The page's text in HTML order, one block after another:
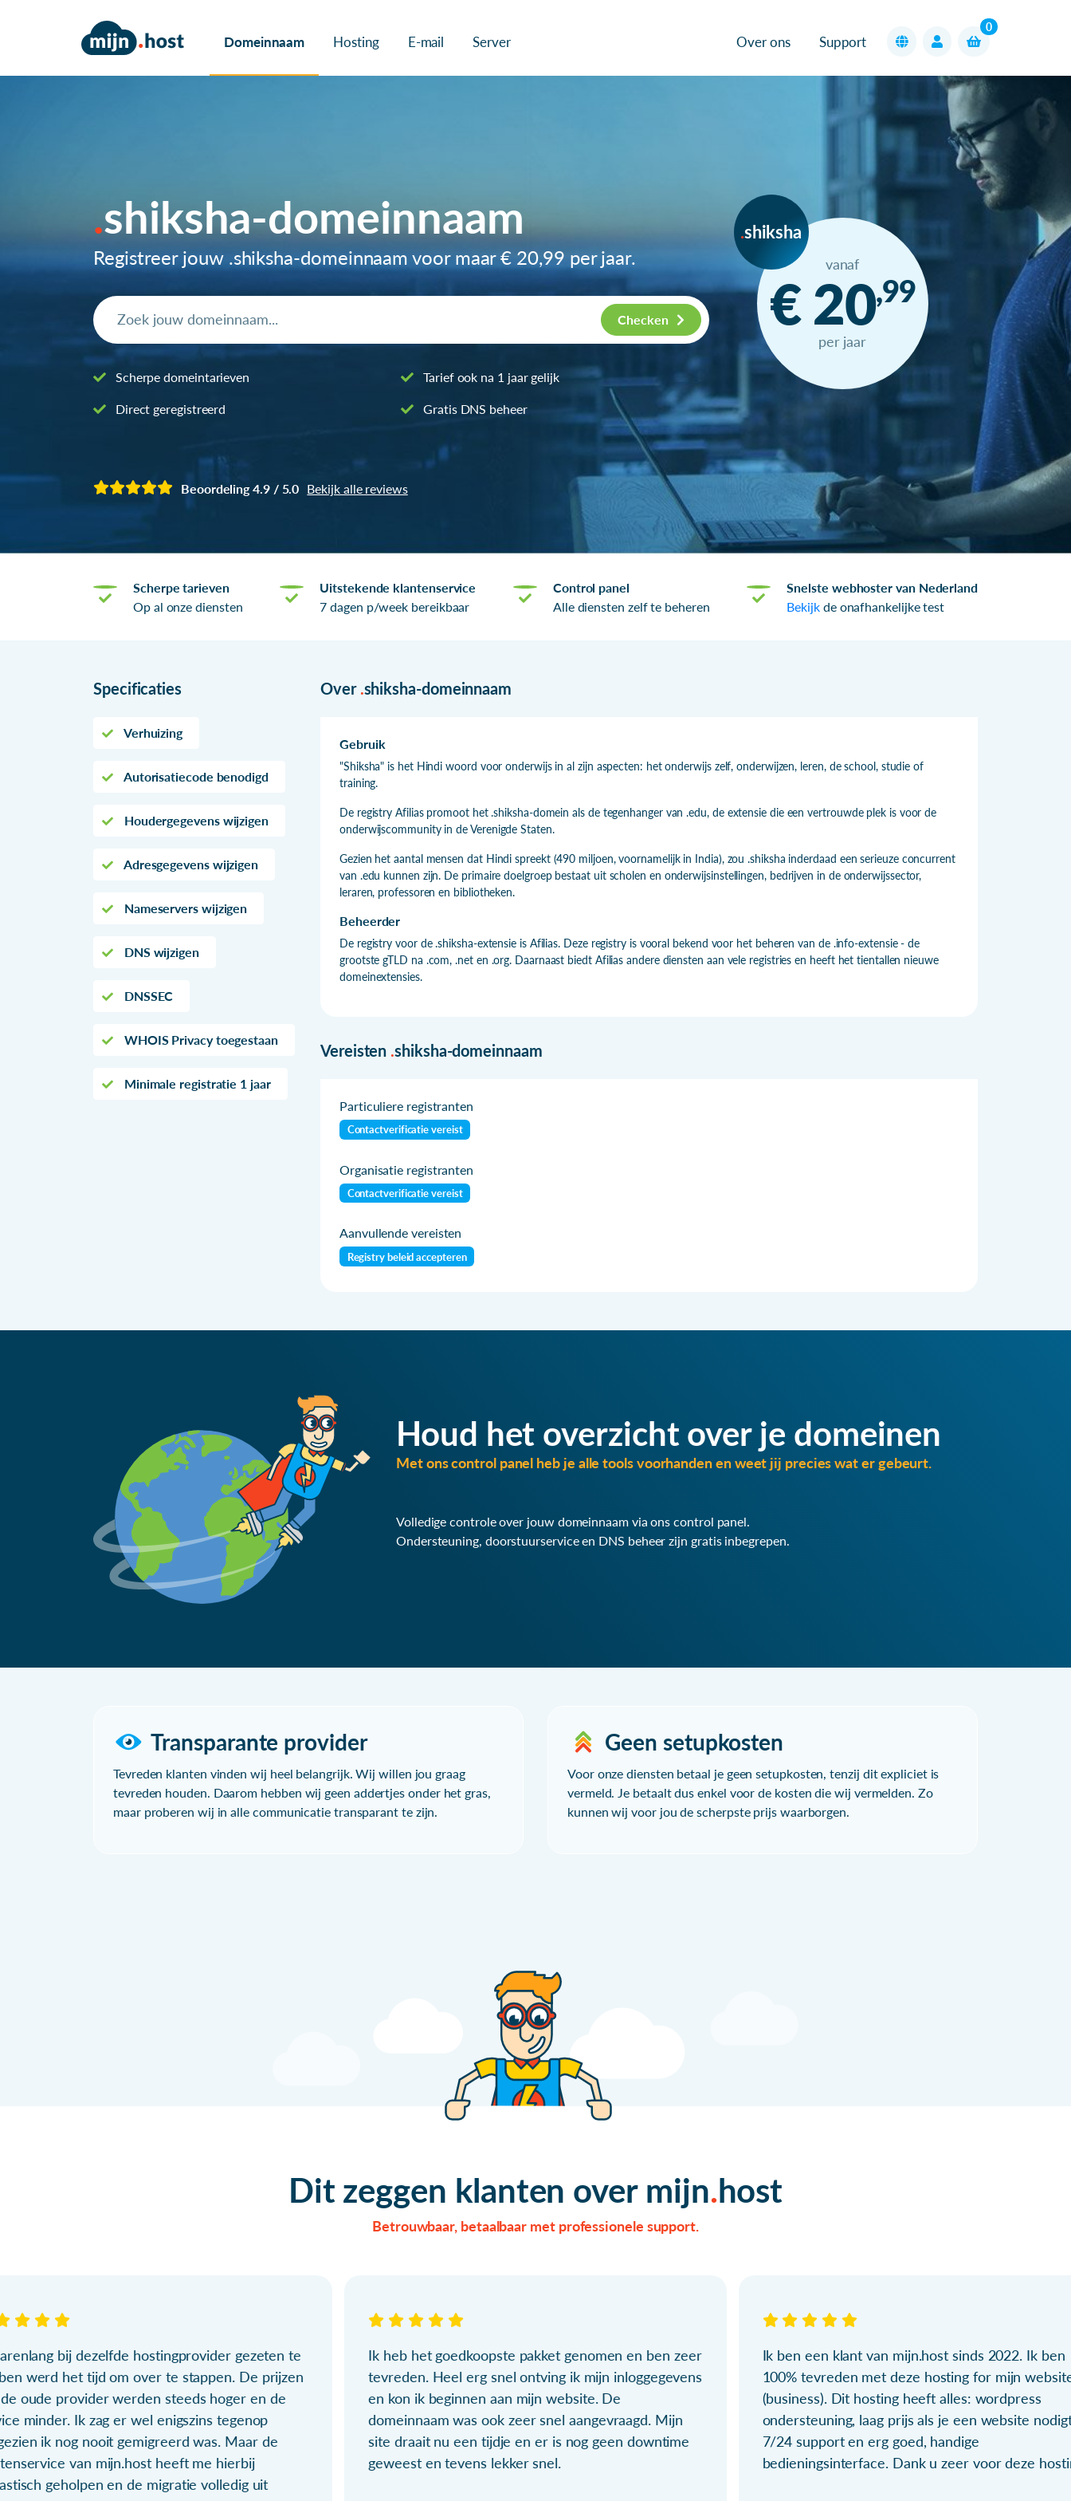
Domeinnaam Hosting E-mail Server Over ons Support
0
shiksha-domeinnaam
Registreer jouw .shiksha-domeinnaam voor maar€ 20,99 per jaar.
Checken
Scherpe domeintarieven
Direct geregistreerd
Tarief ook na 1 jaar gelijk
Gratis DNS beheer
shiksha
vanaf
€ 20,99
per jaar
Beoordeling 4.9 / 5.0 Bekijk alle reviews
Scherpe tarieven
Op al onze diensten
Uitstekende klantenservice
7 dagen p/week bereikbaar
Control panel
Alle diensten zelf te beheren
Snelste webhoster van Nederland
Bekijkde onafhankelijke test
Specificaties
Verhuizing
Autorisatiecode benodigd
Houdergegevens wijzigen
Adresgegevens wijzigen
Nameservers wijzigen
DNS wijzigen
DNSSEC
WHOIS Privacy toegestaan
Minimale registratie 1 jaar
Over .shiksha-domeinnaam
Gebruik
"Shiksha" is het Hindi woord voor onderwijs in al zijn aspecten: het onderwijs zelf, onderwijzen, leren, de school, studie of
training.
De registry Afilias promoot het .shiksha-domein als de tegenhanger van .edu, de extensie die een vertrouwde plek is voor de
onderwijscommunity in de Verenigde Staten.
Gezien het aantal mensen dat Hindi spreekt (490 miljoen, voornamelijk in India), zou .shiksha inderdaad een serieuze concurrent
van .edu kunnen zijn. De primaire doelgroep bestaat uit scholen en onderwijsinstellingen, bedrijven in de onderwijssector,
leraren, professoren en bibliotheken.
Beheerder
De registry voor de .shiksha-extensie is Afilias. Deze registry is vooral bekend voor het beheren van de .info-extensie - de
grootste gTLD na .com, .net en .org. Daarnaast biedt Afilias andere diensten aan vele registries en heeft het tientallen nieuwe
domeinextensies.
Vereisten .shiksha-domeinnaam
Particuliere registranten
Contactverificatie vereist
Organisatie registranten
Contactverificatie vereist
Aanvullende vereisten
Registry beleid accepteren
Houd het overzicht over je domeinen
Met ons control panel heb je alle tools voorhanden en weet jij precies wat er gebeurt.
Volledige controle over jouw domeinnaam via ons control panel.
Ondersteuning, doorstuurservice en DNS beheer zijn gratis inbegrepen.
Transparante provider
Tevreden klanten vinden wij heel belangrijk. Wij willen jou graag
tevreden houden. Daarom hebben wij geen addertjes onder het gras,
maar proberen wij in alle communicatie transparant te zijn.
Geen setupkosten
Voor onze diensten betaal je geen setupkosten, tenzij dit expliciet is
vermeld. Je betaalt dus enkel voor de kosten die wij vermelden. Zo
kunnen wij voor jou de scherpste prijs waarborgen.
Dit zeggen klanten over mijn host
Betrouwbaar, betaalbaar met professionele support.
bij dezelfde hostingprovider gezeten te
werd het tijd om over te stappen. De prijzen
oude provider werden steeds hoger en de
minder. Ik zag er wel enigszins tegenop
ik nog nooit gemigreerd was. Maar de
van mijn.host heeft me hierbij
geholpen en de migratie volledig uit
Ik heb het goedkoopste pakket genomen en ben zeer
tevreden. Heel erg snel ontving ik mijn inloggegevens
en kon ik beginnen aan mijn website. De
domeinnaam was ook zeer snel aangevraagd. Mijn
site draait nu een tijdje en er is nog geen downtime
geweest en tevens lekker snel.
Ik ben een klant van mijn.host sinds 2022. Ik ben
100% tevreden met deze hosting for mijn
(business). Dit hosting heeft alles: wordpress
ondersteuning, laag prijs als je een website
7/24 support en erg goed, handige
bedieningsinterface. Dank u zeer voor deze